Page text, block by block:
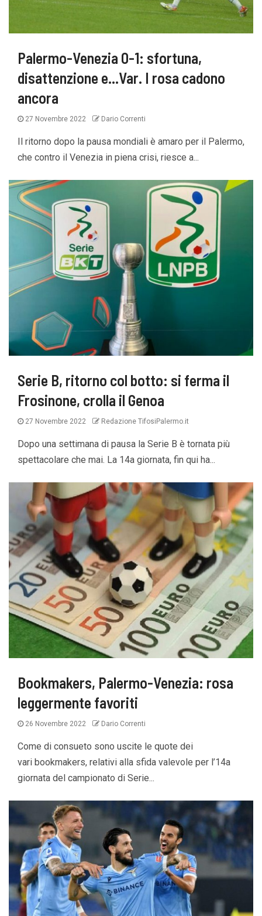
Palermo-Venezia 0-1: sfortuna,
disattenzione e…Var. I rosa cadono
ancora
27 Novembre 2022 Dario Correnti
Il ritorno dopo la pausa mondiali è amaro per il Palermo,
che contro il Venezia in piena crisi, riesce a...
Serie B, ritorno col botto: si ferma il
Frosinone, crolla il Genoa
27 Novembre 2022 Redazione TifosiPalermo.it
Dopo una settimana di pausa la Serie B è tornata più
spettacolare che mai. La 14a giornata, fin qui ha...
Bookmakers, Palermo-Venezia: rosa
leggermente favoriti
26 Novembre 2022 Dario Correnti
Come di consueto sono uscite le quote dei
vari bookmakers, relativi alla sfida valevole per l’14a
giornata del campionato di Serie...